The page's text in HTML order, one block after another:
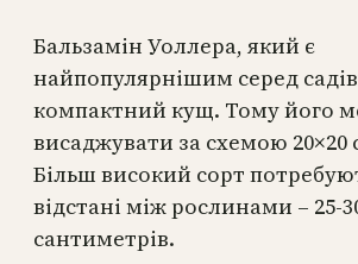
Бальзамін Уоллера, який є
найпопулярнішим серед
компактний кущ. Тому його
висаджувати за схемою 20×20
Більш високий сорт
відстані між рослинами – 25-
сантиметрів.